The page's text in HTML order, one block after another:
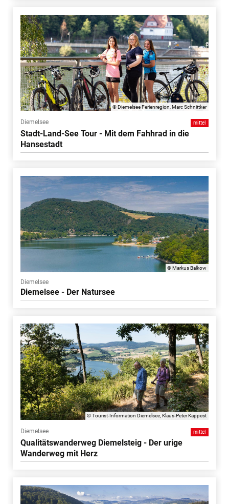
© Diemelsee Ferienregion, Marc Schnittker
Diemelsee mittel
Stadt-Land-See Tour - Mit dem Fahhrad in die
Hansestadt
© Markus Balkow
Diemelsee
Diemelsee - Der Natursee
© Tourist-Information Diemelsee, Klaus-Peter Kappest
Diemelsee mittel
Qualitätswanderweg Diemelsteig - Der urige
Wanderweg mit Herz